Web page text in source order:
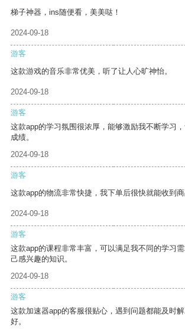
梯子神器，ins随便看，美美哒！
2024-09-18
游客
这款游戏的音乐非常优美，听了让人心旷神怡。
2024-09-18
游客
这款app的学习氛围很浓厚，能够激励我不断学习
成绩。
2024-09-18
游客
这款app的物流非常快捷，我下单后很快就能收到商
2024-09-18
游客
这款app的课程非常丰富，可以满足我不同的学习
己感兴趣的知识。
2024-09-18
游客
这款加速器app的客服很贴心，遇到问题都能及时
好。